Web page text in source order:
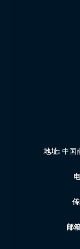
地址: 中国
邮